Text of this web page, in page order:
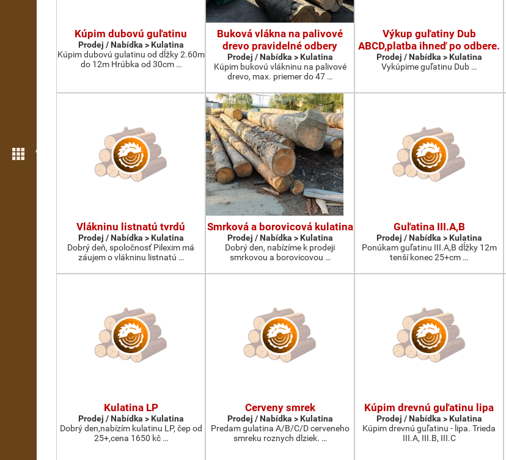
Více možností
Kúpim dubovú guľatinu
Prodej / Nabídka > Kulatina
Kúpim dubovú gulatinu od dĺžky 2.60m
do 12m Hrúbka od 30cm …
Buková vlákna na palivové
drevo pravidelné odbery
Prodej / Nabídka > Kulatina
Kúpim bukovú vlákninu na palivové
drevo, max. priemer do 47 …
Výkup guľatiny Dub
ABCD,platba ihneď po odbere.
Prodej / Nabídka > Kulatina
Vykúpime guľatinu Dub …
Vlákninu listnatú tvrdú
Prodej / Nabídka > Kulatina
Dobrý deň, spoločnosť Pilexim má
záujem o vlákninu listnatú …
Smrková a borovicová kulatina
Prodej / Nabídka > Kulatina
Dobrý den, nabízíme k prodeji
smrkovou a borovicovou …
Guľatina III.A,B
Prodej / Nabídka > Kulatina
Ponúkam guľatinu III.A,B dĺžky 12m
tenší konec 25+cm …
Kulatina LP
Prodej / Nabídka > Kulatina
Dobrý den,nabízím kulatinu LP, čep od
25+,cena 1650 kč …
Cerveny smrek
Prodej / Nabídka > Kulatina
Predam gulatina A/B/C/D cerveneho
smreku roznych dlziek. …
Kúpim drevnú guľatinu lipa
Prodej / Nabídka > Kulatina
Kúpim drevnú guľatinu - lipa. Trieda
III.A, III.B, III.C